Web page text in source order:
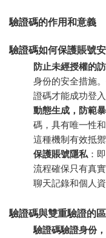
驗證碼的作用和意義
驗證碼如何保護賬號
防止未經授權的
身份的安全措施
證碼才能成功登
動態生成，防範
碼，具有唯一性
這種機制有效抵
保護賬號隱私 ：
流程確保只有真
聊天記錄和個人資
驗證碼與雙重驗證的
驗證碼驗證身份